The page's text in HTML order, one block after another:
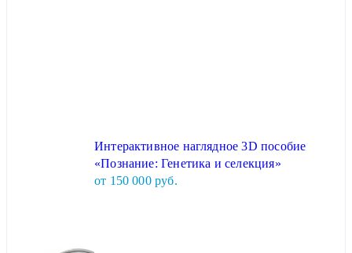
Интерактивное наглядное 3D пособие
«Познание: Генетика и селекция»
от 150 000 руб.